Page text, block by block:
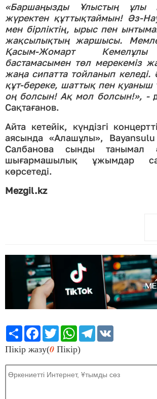
«Баршаңызды Ұлыстың ұлы
жүректен құттықтаймын! Әз-
мен бірліктің, ырыс пен
жақсылықтың жаршысы.
Қасым-Жомарт Кемелұлы
бастамасымен төл мерекеміз
жаңа сипатта тойланып
құт-береке, шаттық пен қуаныш
оң болсын! Ақ мол болсын!», -
Сақтағанов.
Айта кетейік, күндізгі
аясында «Алашұлы»,
Салбанова сынды танымал
шығармашылық ұжымдар
көрсетеді.
Mezgil.kz
Share Facebook
TwitterWhatsApp
Telegram
Пікір жазу(0 Пікір)